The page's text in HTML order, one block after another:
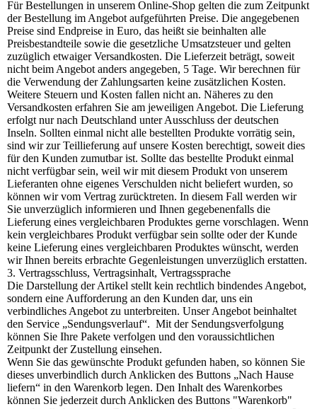
Für Bestellungen in unserem Online-Shop gelten die zum Zeitpunkt
der Bestellung im Angebot aufgeführten Preise. Die angegebenen
Preise sind Endpreise in Euro, das heißt sie beinhalten alle
Preisbestandteile sowie die gesetzliche Umsatzsteuer und gelten
zuzüglich etwaiger Versandkosten. Die Lieferzeit beträgt, soweit
nicht beim Angebot anders angegeben, 5 Tage. Wir berechnen für
die Verwendung der Zahlungsarten keine zusätzlichen Kosten.
Weitere Steuern und Kosten fallen nicht an. Näheres zu den
Versandkosten erfahren Sie am jeweiligen Angebot. Die Lieferung
erfolgt nur nach Deutschland unter Ausschluss der deutschen
Inseln. Sollten einmal nicht alle bestellten Produkte vorrätig sein,
sind wir zur Teillieferung auf unsere Kosten berechtigt, soweit dies
für den Kunden zumutbar ist. Sollte das bestellte Produkt einmal
nicht verfügbar sein, weil wir mit diesem Produkt von unserem
Lieferanten ohne eigenes Verschulden nicht beliefert wurden, so
können wir vom Vertrag zurücktreten. In diesem Fall werden wir
Sie unverzüglich informieren und Ihnen gegebenenfalls die
Lieferung eines vergleichbaren Produktes gerne vorschlagen. Wenn
kein vergleichbares Produkt verfügbar sein sollte oder der Kunde
keine Lieferung eines vergleichbaren Produktes wünscht, werden
wir Ihnen bereits erbrachte Gegenleistungen unverzüglich erstatten.
3. Vertragsschluss, Vertragsinhalt, Vertragssprache
Die Darstellung der Artikel stellt kein rechtlich bindendes Angebot,
sondern eine Aufforderung an den Kunden dar, uns ein
verbindliches Angebot zu unterbreiten. Unser Angebot beinhaltet
den Service „Sendungsverlauf“. Mit der Sendungsverfolgung
können Sie Ihre Pakete verfolgen und den voraussichtlichen
Zeitpunkt der Zustellung einsehen.
Wenn Sie das gewünschte Produkt gefunden haben, so können Sie
dieses unverbindlich durch Anklicken des Buttons „Nach Hause
liefern“ in den Warenkorb legen. Den Inhalt des Warenkorbes
können Sie jederzeit durch Anklicken des Buttons "Warenkorb"